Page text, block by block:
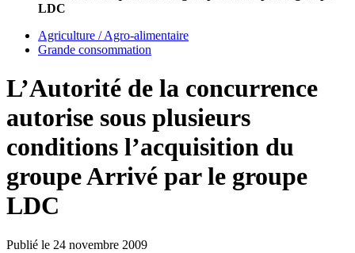
LDC
Agriculture / Agro-alimentaire
Grande consommation
L’Autorité de la concurrence
autorise sous plusieurs
conditions l’acquisition du
groupe Arrivé par le groupe
LDC
Publié le 24 novembre 2009